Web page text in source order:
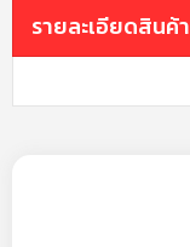
รายละเอียดสินค้า